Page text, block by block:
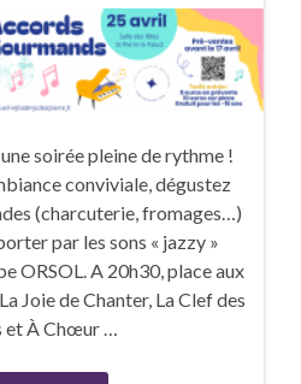
soirée pleine de rythme !
conviviale, dégustez
(charcuterie, fromages…)
par les sons « jazzy »
ORSOL. A 20h30, place aux
Joie de Chanter, La Clef des
et À Chœur …